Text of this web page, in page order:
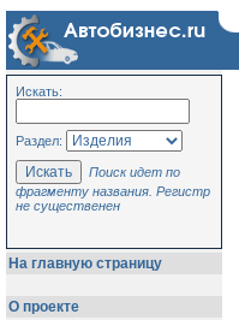
Искать:
Раздел:
Поиск идет по
фрагменту названия. Регистр
не существенен
На главную страницу
О проекте